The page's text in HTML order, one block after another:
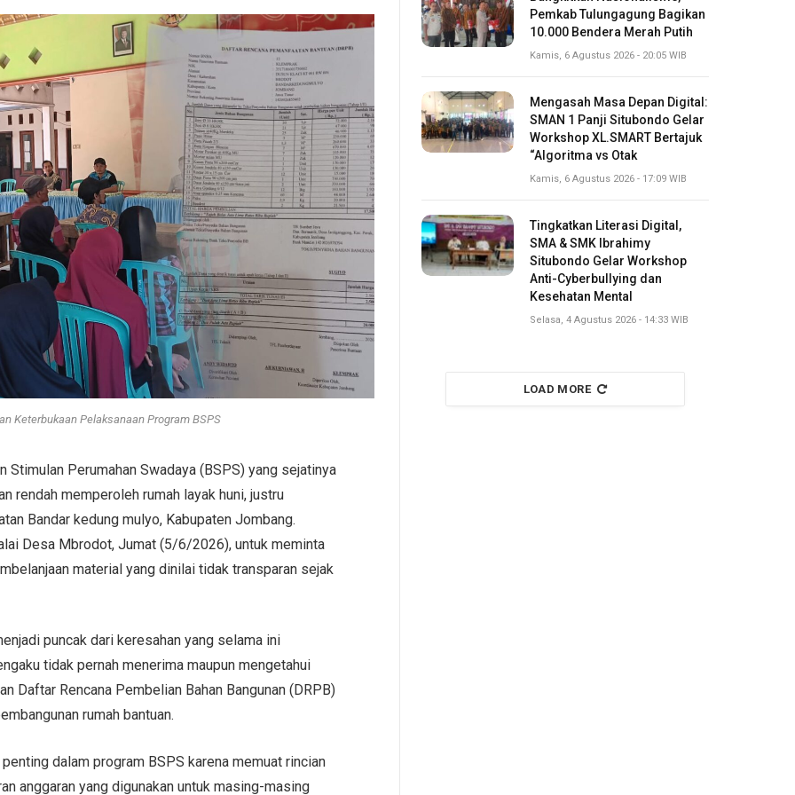
Keterbukaan Pelaksanaan Program BSPS
Stimulan Perumahan Swadaya (BSPS) yang sejatinya
rendah memperoleh rumah layak huni, justru
Bandar kedung mulyo, Kabupaten Jombang.
Desa Mbrodot, Jumat (5/6/2026), untuk meminta
material yang dinilai tidak transparan sejak
puncak dari keresahan yang selama ini
tidak pernah menerima maupun mengetahui
Daftar Rencana Pembelian Bahan Bangunan (DRPB)
rumah bantuan.
dalam program BSPS karena memuat rincian
anggaran yang digunakan untuk masing-masing
Pemkab Tulungagung Bagikan
10.000 Bendera Merah Putih
Kamis, 6 Agustus 2026 - 20:05 WIB
Mengasah Masa Depan Digital:
SMAN 1 Panji Situbondo Gelar
Workshop XL.SMART Bertajuk
“Algoritma vs Otak
Kamis, 6 Agustus 2026 - 17:09 WIB
Tingkatkan Literasi Digital,
SMA & SMK Ibrahimy
Situbondo Gelar Workshop
Anti-Cyberbullying dan
Kesehatan Mental
Selasa, 4 Agustus 2026 - 14:33 WIB
LOAD MORE